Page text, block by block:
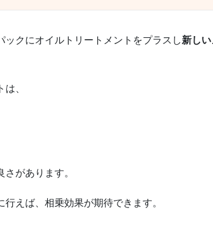
ックにオイルトリートメントをプラスし新し
、
があります。
行えば、相乗効果が期待できます。